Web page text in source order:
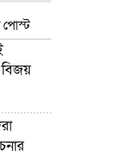
পোস্ট